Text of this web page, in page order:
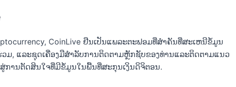
CoinLive ຢືນເປັນແພລະຕະຟອມທີ່ສໍາຄັນທີ່ສະເຫນີຂໍ້ມູນ
ມ, ແລະຊຸດເຄື່ອງມືສໍາລັບການຕິດຕາມຫຼັກຊັບຂອງທ່ານແລະຕິດຕາມແນວ
ການຕັດສິນໃຈທີ່ມີຂໍ້ມູນໃນພື້ນທີ່ສະກຸນເງິນດິຈິຕອນ.